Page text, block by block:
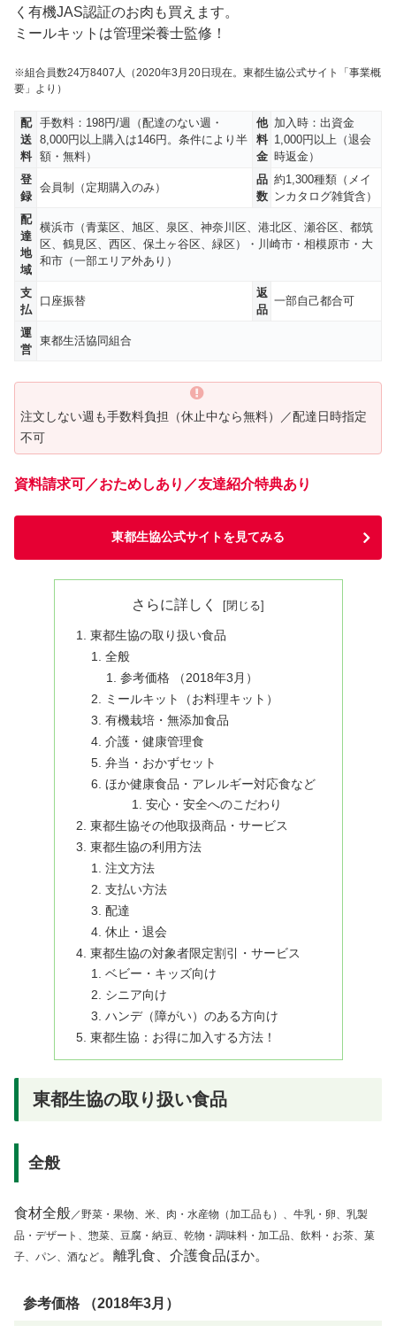
く有機JAS認証のお肉も買えます。
ミールキットは管理栄養士監修！
※組合員数24万8407人（2020年3月20日現在。東都生協公式サイト「事業概
要」より）
配
送
料
手数料：198円/週（配達のない週・
8,000円以上購入は146円。条件により半
額・無料）
他
料
金
加入時：出資金
1,000円以上（退会
時返金）
登
録
会員制（定期購入のみ）
品
数
約1,300種類（メイ
ンカタログ雑貨含）
配
達
地
域
横浜市（青葉区、旭区、泉区、神奈川区、港北区、瀬谷区、都筑
区、鶴見区、西区、保土ヶ谷区、緑区）・川崎市・相模原市・大
和市（一部エリア外あり）
支
払
口座振替
返
品
一部自己都合可
運
営
東都生活協同組合
注文しない週も手数料負担（休止中なら無料）／配達日時指定
不可
資料請求可／おためしあり／友達紹介特典あり
東都生協公式サイトを見てみる
さらに詳しく
東都生協の取り扱い食品
全般
参考価格 （2018年3月）
ミールキット（お料理キット）
有機栽培・無添加食品
介護・健康管理食
弁当・おかずセット
ほか健康食品・アレルギー対応食など
安心・安全へのこだわり
東都生協その他取扱商品・サービス
東都生協の利用方法
注文方法
支払い方法
配達
休止・退会
東都生協の対象者限定割引・サービス
ベビー・キッズ向け
シニア向け
ハンデ（障がい）のある方向け
東都生協：お得に加入する方法！
東都生協の取り扱い食品
全般
食材全般 ／野菜・果物、米、肉・水産物（加工品も）、牛乳・卵、乳製
品・デザート、惣菜、豆腐・納豆、乾物・調味料・加工品、飲料・お茶、菓
子、パン、酒など。離乳食、介護食品ほか。
参考価格 （2018年3月）